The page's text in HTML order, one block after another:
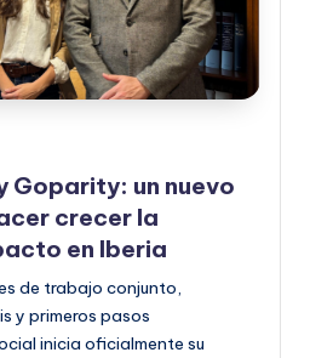
Goparity: un nuevo
crecer la
en Iberia
de trabajo conjunto,
y primeros pasos
inicia oficialmente su